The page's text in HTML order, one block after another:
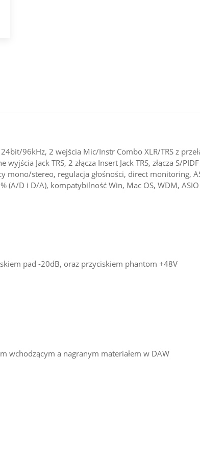
96kHz, 2 wejścia Mic/Instr Combo XLR/TRS z
Jack TRS, 2 złącza Insert Jack TRS, złącza S/
stereo, regulacja głośności, direct monitoring,
(A/D i D/A), kompatybilność Win, Mac OS, WDM,
pad -20dB, oraz przyciskiem phantom +48V
wchodzącym a nagranym materiałem w DAW